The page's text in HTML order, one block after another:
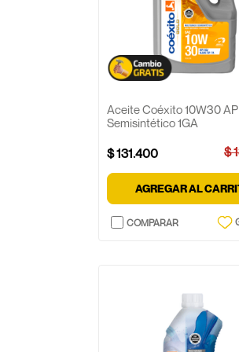
Aceite Coéxito 10W30
Semisintético 1GA
$131.400 $
AGREGAR AL